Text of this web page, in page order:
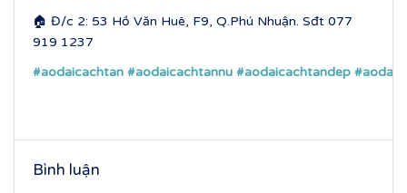
🏠 Đ/c 2: 53 Hồ Văn Huê, F9, Q.Phú Nhuận. Sđt 077
919 1237
#aodaicachtan #aodaicachtannu #aodaicachtandep
Bình luận